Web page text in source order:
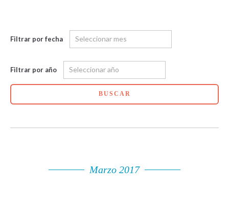
Filtrar por fecha
Filtrar por año
BUSCAR
Marzo 2017